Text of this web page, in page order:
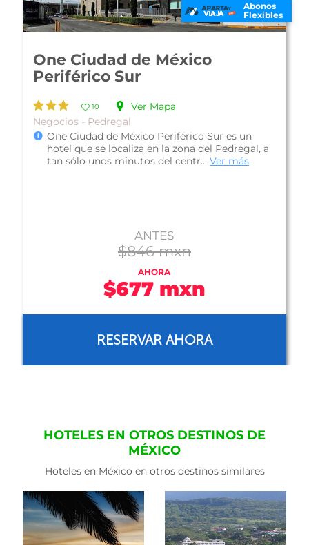
Abonos
Flexibles
Hotel Stara San Ángel Inn
Solo Adultos - San Ángel
Hotel Stara San Ángel Inn, es una propiedad de
lujo que se encuentra en colonia Lomas de San
Ángel Inn, a pocos metros de... Ver más
ANTES
$2,863 mxn
AHORA
$2,004 mxn
RESERVAR AHORA
HOTELES EN OTROS DESTINOS DE
MÉXICO
Hoteles en México en otros destinos similares